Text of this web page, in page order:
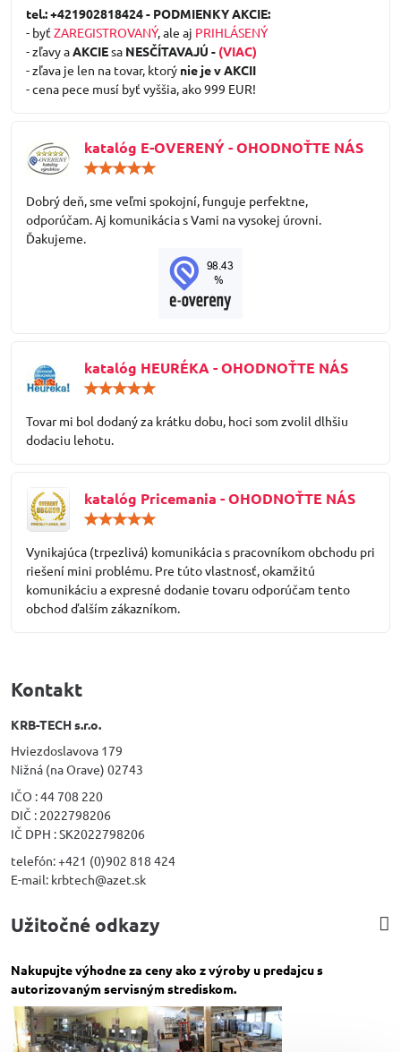
/
5
tel.: +421902818424 - PODMIENKY AKCIE:
- byť ZAREGISTROVANÝ, ale aj PRIHLÁSENÝ
- zľavy aAKCIEsa NESČÍTAVAJÚ - (VIAC)
- zľava je len na tovar, ktorý nie je v AKCII
- cena pece musí byť vyššia, ako 999 EUR!
katalóg E-OVERENÝ - OHODNOŤTE NÁS
5
Dobrý deň, sme veľmi spokojní, funguje perfektne,
odporúčam. Aj komunikácia s Vami na vysokej úrovni.
Ďakujeme.
katalóg HEURÉKA - OHODNOŤTE NÁS
5
Tovar mi bol dodaný za krátku dobu, hoci som zvolil dlhšiu
dodaciu lehotu.
katalóg Pricemania - OHODNOŤTE NÁS
5
Vynikajúca (trpezlivá) komunikácia s pracovníkom obchodu pri
riešení mini problému. Pre túto vlastnosť, okamžitú
komunikáciu a expresné dodanie tovaru odporúčam tento
obchod ďalším zákazníkom.
Kontakt
KRB-TECH s.r.o.
Hviezdoslavova 179
Nižná (na Orave) 02743
IČO : 44 708 220
DIČ : 2022798206
IČ DPH : SK2022798206
telefón: +421 (0)902 818 424
E-mail: krbtech@azet.sk
Užitočné odkazy
Nakupujte výhodne za ceny ako z výroby u predajcu s
autorizovaným servisným strediskom.